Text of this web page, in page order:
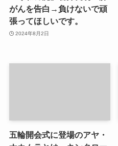
がんを告白→負けないで頑
張ってほしいです。
2024年8月2日
五輪開会式に登場のアヤ・